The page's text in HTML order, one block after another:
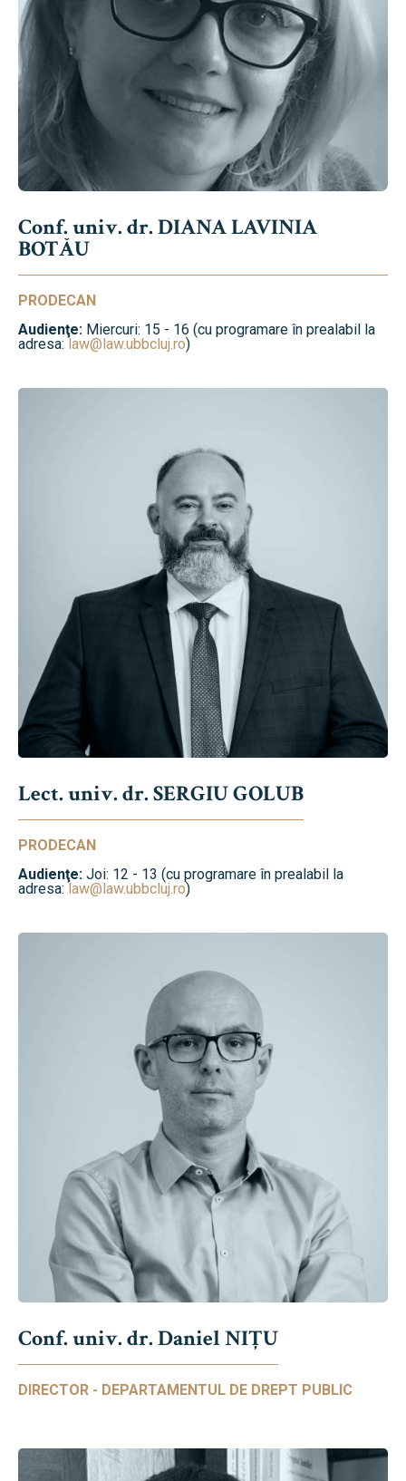
Conf. univ. dr. DIANA LAVINIA
BOTĂU
PRODECAN
Audienţe: Miercuri: 15 - 16 (cu programare în prealabil la
adresa: law@law.ubbcluj.ro)
Lect. univ. dr. SERGIU GOLUB
PRODECAN
Audienţe: Joi: 12 - 13 (cu programare în prealabil la
adresa:law@law.ubbcluj.ro)
Conf. univ. dr. Daniel NIŢU
DIRECTOR - DEPARTAMENTUL DE DREPT PUBLIC